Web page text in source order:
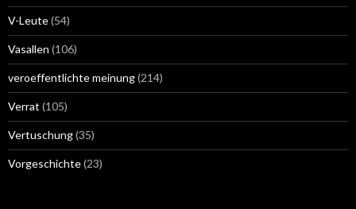
V-Leute(54)
Vasallen (106)
veroeffentlichte meinung(214)
Verrat (105)
Vertuschung(35)
Vorgeschichte(23)